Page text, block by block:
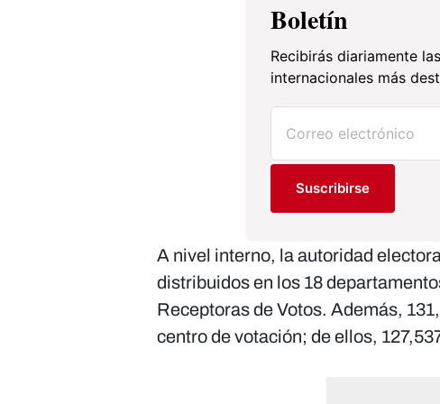
Boletín
Recibirás diariamente
internacionales más
Suscribirse
A nivel interno, la autoridad
distribuidos en los 18
Receptoras de Votos. Además,
centro de votación; de ellos,